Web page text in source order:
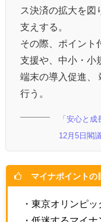
ス決済の拡大を図
支えする。
その際、ポイント
支援や、中小・小
端末の導入促進、
行う。
「安心と
12月5日閣
マイナポイントの
・東京オリンピ